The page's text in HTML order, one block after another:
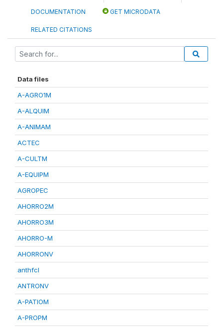
DOCUMENTATION GET MICRODATA
RELATED CITATIONS
Data files
A-AGRO1M
A-ALQUIM
A-ANIMAM
ACTEC
A-CULTM
A-EQUIPM
AGROPEC
AHORRO2M
AHORRO3M
AHORRO-M
AHORRONV
anthfcl
ANTRONV
A-PATIOM
A-PROPM